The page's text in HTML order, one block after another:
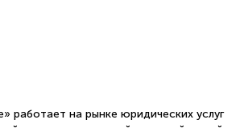
работает на рынке юридических услуг